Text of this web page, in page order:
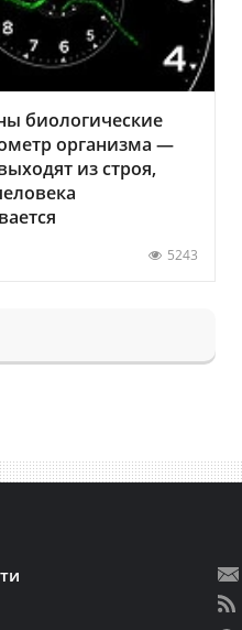
биологические
организма —
из строя,
5243